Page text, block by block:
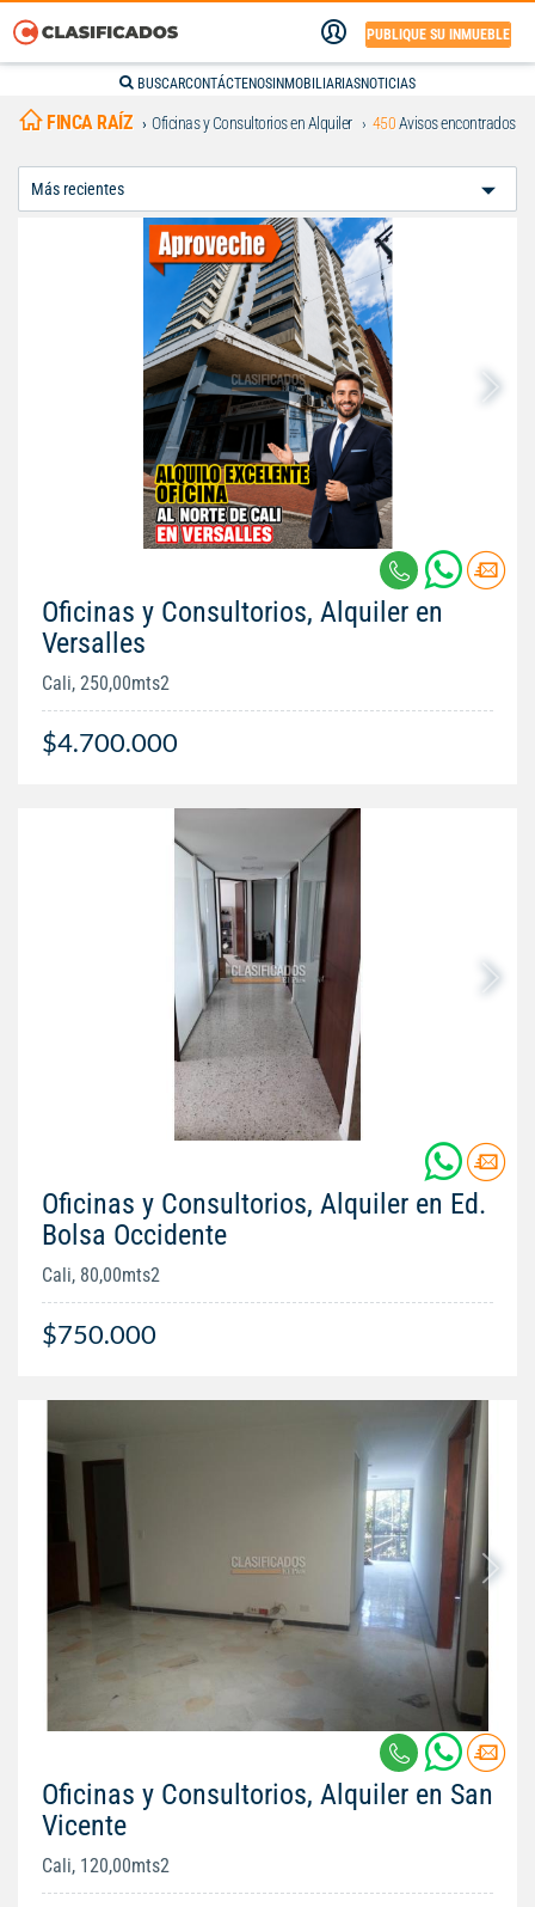
PUBLIQUE SU INMUEBLE
BUSCARCONTÁCTENOS INMOBILIARIASNOTICIAS
FINCA RAÍZ Oficinas y Consultorios en Alquiler 450Avisos encontrados
Oficinas y Consultorios, Alquiler en
Versalles
Cali, 250,00mts2
$4.700.000
Oficinas y Consultorios, Alquiler en Ed.
Bolsa Occidente
Cali, 80,00mts2
$750.000
Oficinas y Consultorios, Alquiler en San
Vicente
Cali, 120,00mts2